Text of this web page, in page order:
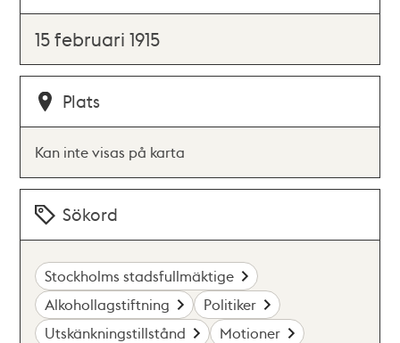
15 februari 1915
Plats
Kan inte visas på karta
Sökord
Stockholms stadsfullmäktige
Alkohollagstiftning
Politiker
Utskänkningstillstånd
Motioner